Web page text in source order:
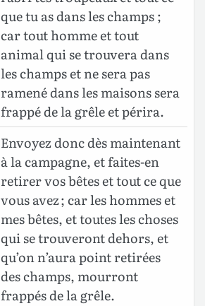
que tu as dans les champs ;
car tout homme et tout
animal qui se trouvera dans
les champs et ne sera pas
ramené dans les maisons sera
frappé de la grêle et périra.
Envoyez donc dès maintenant
à la campagne, et faites-en
retirer vos bêtes et tout ce que
vous avez ; car les hommes et
mes bêtes, et toutes les choses
qui se trouveront dehors, et
qu’on n’aura point retirées
des champs, mourront
frappés de la grêle.